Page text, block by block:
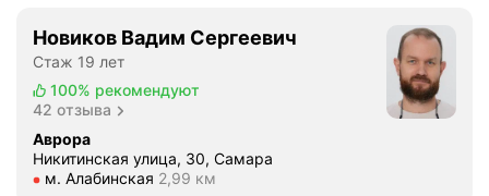
Новиков Вадим Сергеевич
Стаж 19 лет
100% рекомендуют
42 отзыва
Аврора
Никитинская улица, 30, Самара
Метро м. Алабинская Расстояние 2,99 км
м. Алабинская 2,99 км